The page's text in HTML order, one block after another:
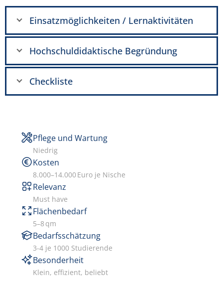
Einsatzmöglichkeiten / Lernaktivitäten
Hochschuldidaktische Begründung
Checkliste
Pflege und Wartung
Niedrig
Kosten
8.000–14.000 Euro je Nische
Relevanz
Must have
Flächenbedarf
5–8 qm
Bedarfsschätzung
3-4 je 1000 Studierende
Besonderheit
Klein, effizient, beliebt